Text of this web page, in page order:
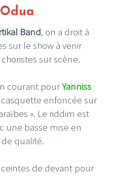
Band, on a droit à
sur le show à venir
sur scène.
courant pourYanniss
enfoncée sur
». Le riddim est
une basse mise en
qualité.
de devant pour